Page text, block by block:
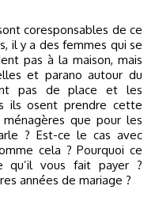
coresponsables de ce
il y a des femmes qui se
pas à la maison, mais
et parano autour du
pas de place et les
ils osent prendre cette
que pour les
? Est-ce le cas avec
cela ? Pourquoi ce
qu’il vous fait payer ?
années de mariage ?